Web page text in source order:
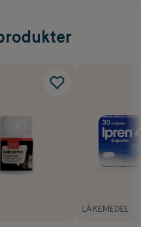
LÄKEMEDEL